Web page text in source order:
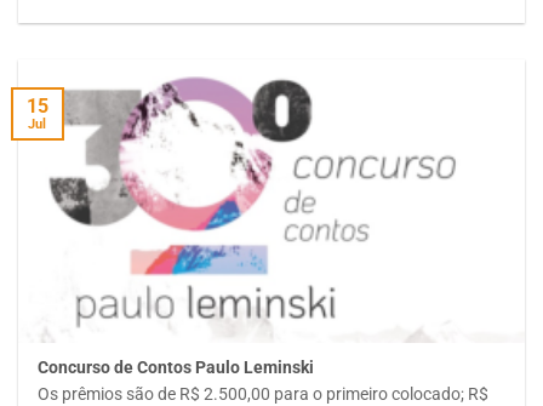
Concurso de Contos Paulo Leminski
Os prêmios são de R$ 2.500,00 para o primeiro colocado; R$
15
Jul